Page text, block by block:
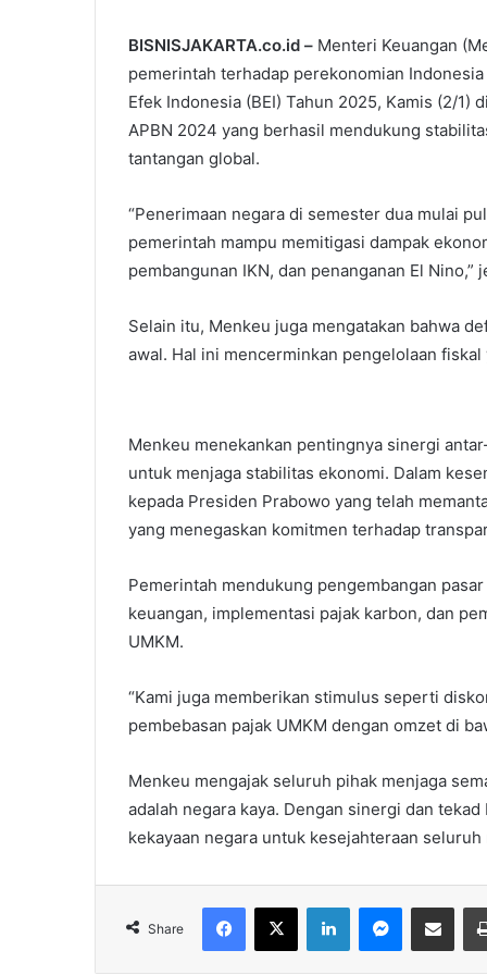
BISNISJAKARTA.co.id – Menteri Keuangan
pemerintah terhadap perekonomian
Efek Indonesia (BEI) Tahun 2025, Kamis (2/1)
APBN 2024 yang berhasil mendukung
tantangan global.
“Penerimaan negara di semester dua mulai
pemerintah mampu memitigasi dampak
pembangunan IKN, dan penanganan El Nino,”
Selain itu, Menkeu juga mengatakan bahwa
awal. Hal ini mencerminkan pengelolaan fiskal
Menkeu menekankan pentingnya sinergi
untuk menjaga stabilitas ekonomi. Dalam
kepada Presiden Prabowo yang telah
yang menegaskan komitmen terhadap
Pemerintah mendukung pengembangan
keuangan, implementasi pajak karbon, dan
UMKM.
“Kami juga memberikan stimulus seperti
pembebasan pajak UMKM dengan omzet di
Menkeu mengajak seluruh pihak menjaga
adalah negara kaya. Dengan sinergi dan
kekayaan negara untuk kesejahteraan seluruh
Share